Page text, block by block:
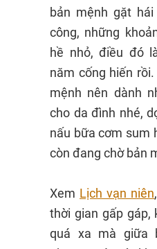
bản mệnh gặt
công, những
hề nhỏ, điều đó
năm cống hiến
mệnh nên dành
cho da đình nhé,
nấu bữa cơm sum
còn đang chờ bản
Xem Lịch vạn niên
thời gian gấp gáp,
quá xa mà giữa